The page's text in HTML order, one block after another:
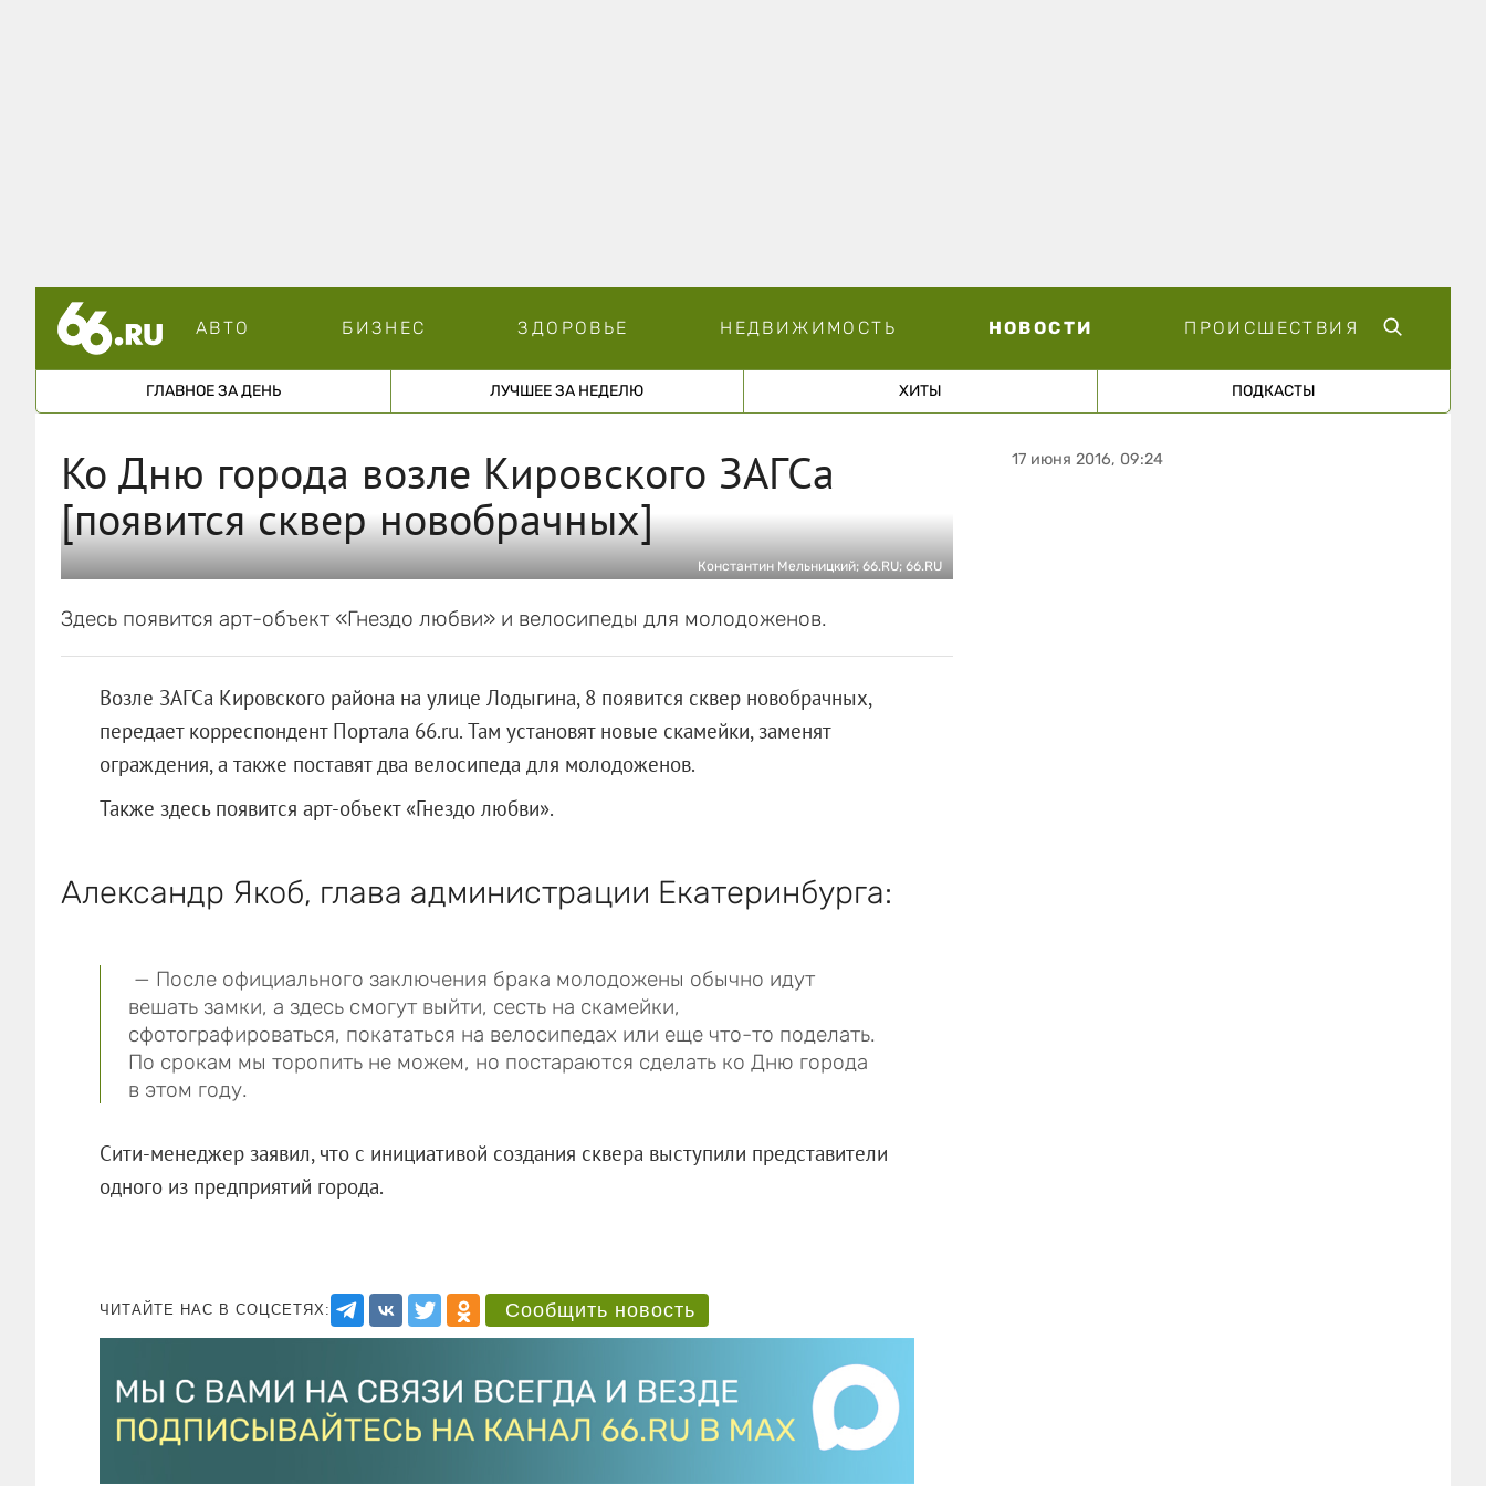
АВТО БИЗНЕС ЗДОРОВЬЕ НЕДВИЖИМОСТЬ НОВОСТИ ПРОИСШЕСТВИЯ
ГЛАВНОЕ ЗА ДЕНЬ ЛУЧШЕЕ ЗА НЕДЕЛЮ ХИТЫ ПОДКАСТЫ
Ко Дню города возле Кировского ЗАГСа
[появится сквер новобрачных]
Константин Мельницкий; 66.RU; 66.RU
Здесь появится арт-объект «Гнездо любви» и велосипеды для молодоженов.
Возле ЗАГСа Кировского района на улице Лодыгина, 8 появится сквер новобрачных,
передает корреспондент Портала 66.ru. Там установят новые скамейки, заменят
ограждения, а также поставят два велосипеда для молодоженов.
Также здесь появится арт-объект «Гнездо любви».
Александр Якоб, глава администрации Екатеринбурга:
— После официального заключения брака молодожены обычно идут
вешать замки, а здесь смогут выйти, сесть на скамейки,
сфотографироваться, покататься на велосипедах или еще что-то поделать.
По срокам мы торопить не можем, но постараются сделать ко Дню города
в этом году.
Сити-менеджер заявил, что с инициативой создания сквера выступили представители
одного из предприятий города.
ЧИТАЙТЕ НАС В СОЦСЕТЯХ: Сообщить новость
17 июня 2016, 09:24